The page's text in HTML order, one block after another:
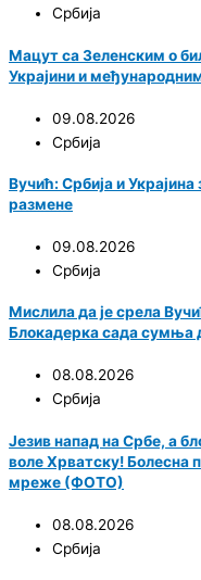
Србија
Мацут са Зеленским о
Украјини и
09.08.2026
Србија
Вучић: Србија и Украјина
размене
09.08.2026
Србија
Мислила да је срела
Блокадерка сада сумња
08.08.2026
Србија
Језив напад на Србе, а
воле Хрватску! Болесна
мреже (ФОТО)
08.08.2026
Србија